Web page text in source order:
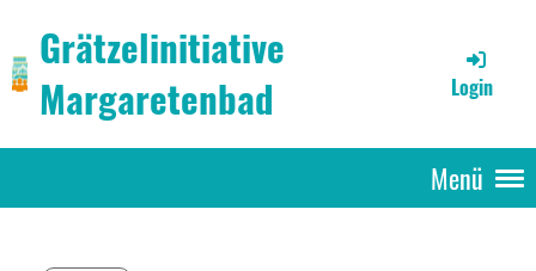
Grätzelinitiative
Margaretenbad
Login
Menü